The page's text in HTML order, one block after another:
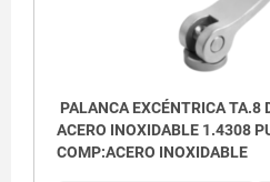
PALANCA EXCÉNTRICA TA.8
ACERO INOXIDABLE 1.4308
COMP:ACERO INOXIDABLE